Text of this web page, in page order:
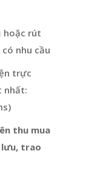
hoặc rút
nhu cầu
trực
nhất:
thu mua
lưu, trao